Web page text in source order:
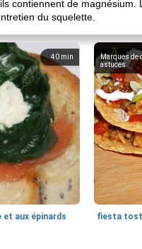
contiennent de
du squelette.
40 min
et aux épinards
Marques de
astuces
fiesta